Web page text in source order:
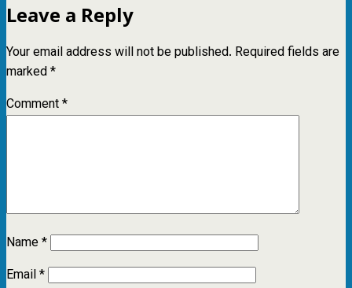
Leave a Reply
Your email address will not be published. Required fields are
marked*
Comment*
Name*
Email*